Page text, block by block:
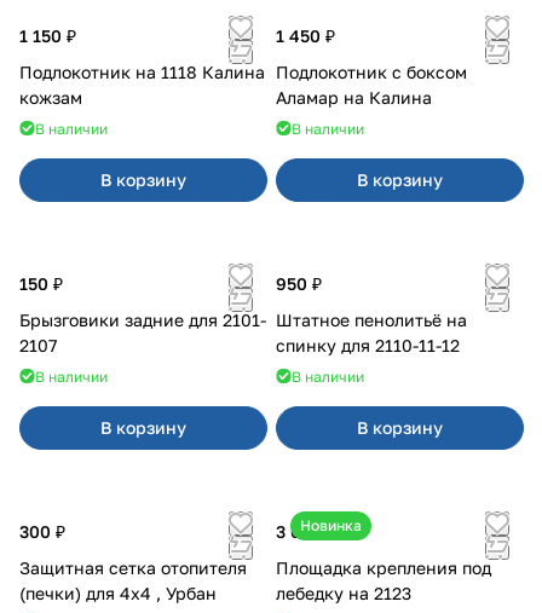
1 150 ₽
Подлокотник на 1118 Калина
кожзам
В наличии
В корзину
1 450 ₽
Подлокотник с боксом
Аламар на Калина
В наличии
В корзину
150 ₽
Брызговики задние для 2101-
2107
В наличии
В корзину
950 ₽
Штатное пенолитьё на
спинку для 2110-11-12
В наличии
В корзину
300 ₽
Защитная сетка отопителя
(печки) для 4x4 , Урбан
Новинка
3 600 ₽
Площадка крепления под
лебедку на 2123